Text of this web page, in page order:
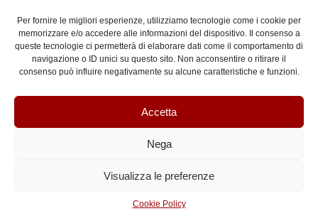
Per fornire le migliori esperienze, utilizziamo tecnologie come i cookie per
memorizzare e/o accedere alle informazioni del dispositivo. Il consenso a
queste tecnologie ci permetterà di elaborare dati come il comportamento di
navigazione o ID unici su questo sito. Non acconsentire o ritirare il
consenso può influire negativamente su alcune caratteristiche e funzioni.
Accetta
Nega
Visualizza le preferenze
Cookie Policy
CHI SIAMO
©StileAlpino.it - Testi e immagini sono proprietà di StileAlpino.it, qualsiasi riproduzione anche
parziale è vietata.